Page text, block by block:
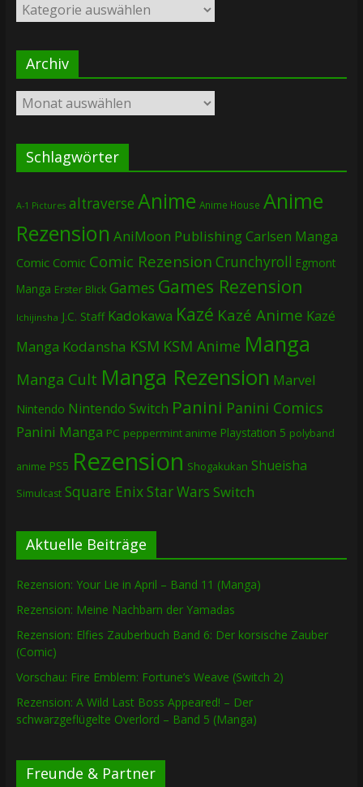
Kategorien
Archiv
Archiv
Schlagwörter
A-1 Pictures altraverse Anime Anime House Anime
Rezension AniMoon PublishingCarlsen Manga
Comic Comic Comic Rezension Crunchyroll Egmont
Manga Erster Blick Games Games Rezension
Ichijinsha J.C. Staff Kadokawa Kazé Kazé Anime Kazé
Manga Kodansha KSM KSM Anime Manga
Manga Cult Manga Rezension Marvel
Nintendo Nintendo Switch Panini Panini Comics
Panini Manga PC peppermint anime Playstation 5 polyband
anime PS5 Rezension Shogakukan Shueisha
Simulcast Square EnixStar Wars Switch
Aktuelle Beiträge
Rezension: Your Lie in April – Band 11 (Manga)
Rezension: Meine Nachbarn der Yamadas
Rezension: Elfies Zauberbuch Band 6: Der korsische Zauber
(Comic)
Vorschau: Fire Emblem: Fortune’s Weave (Switch 2)
Rezension: A Wild Last Boss Appeared! – Der
schwarzgeflügelte Overlord – Band 5 (Manga)
Freunde & Partner